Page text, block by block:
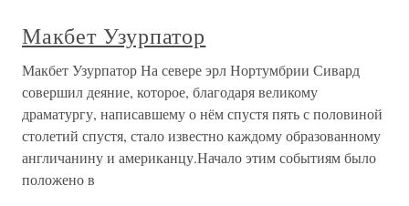
Макбет Узурпатор
Макбет Узурпатор На севере эрл Нортумбрии Сивард
совершил деяние, которое, благодаря великому
драматургу, написавшему о нём спустя пять с половиной
столетий спустя, стало известно каждому образованному
англичанину и американцу.Начало этим событиям было
положено в